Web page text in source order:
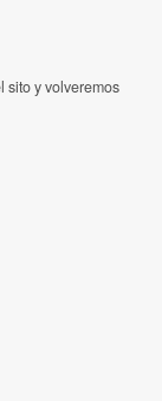
sito y volveremos